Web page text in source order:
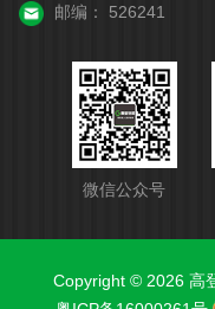
邮编： 526241
微信公众号
Copyright © 2026 高